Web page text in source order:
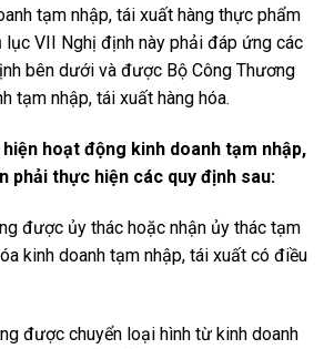
tạm nhập, tái xuất hàng thực phẩm
lục VII Nghị định này phải đáp ứng các
bên dưới và được Bộ Công Thương
tạm nhập, tái xuất hàng hóa.
hoạt động kinh doanh tạm nhập,
phải thực hiện các quy định sau:
được ủy thác hoặc nhận ủy thác tạm
kinh doanh tạm nhập, tái xuất có điều
được chuyển loại hình từ kinh doanh